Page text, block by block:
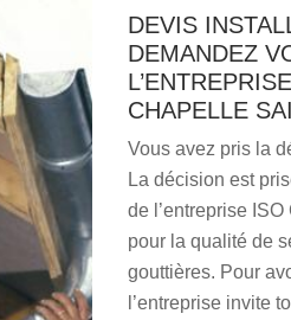
DEVIS
DEMANDEZ
CHAPELLE
Vous avez pris la
La décision est
de l’entreprise
pour la qualité de
gouttières. Pour
l’entreprise invite